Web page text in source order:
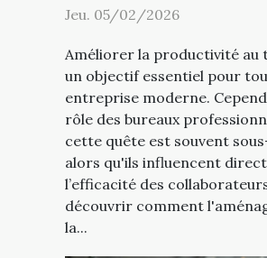
Jeu. 05/02/2026
Améliorer la productivité au
un objectif essentiel pour
entreprise moderne.
rôle des bureaux
cette quête est souvent
alors qu'ils influencent
l’efficacité des
découvrir comment
la...